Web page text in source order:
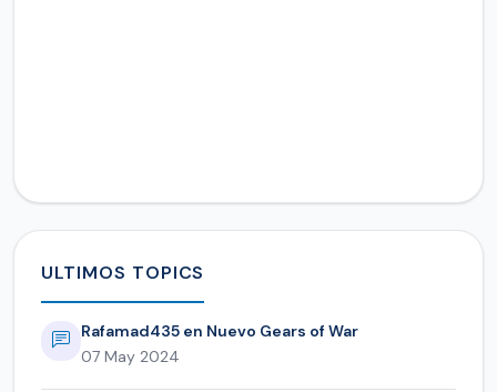
ULTIMOS TOPICS
Rafamad435 en Nuevo Gears of War
07 May 2024